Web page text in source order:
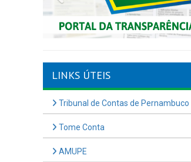
LINKS ÚTEIS
Tribunal de Contas de Pernambuco
Tome Conta
AMUPE